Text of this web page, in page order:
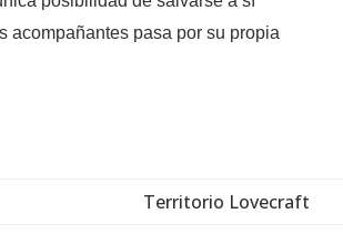
acompañantes pasa por su propia
Territorio Lovecraft